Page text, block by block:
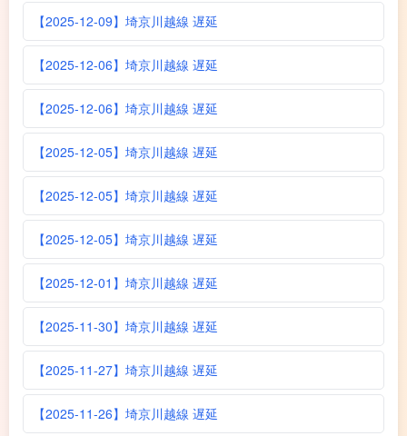
【2025-12-09】埼京川越線 遅延
【2025-12-06】埼京川越線 遅延
【2025-12-06】埼京川越線 遅延
【2025-12-05】埼京川越線 遅延
【2025-12-05】埼京川越線 遅延
【2025-12-05】埼京川越線 遅延
【2025-12-01】埼京川越線 遅延
【2025-11-30】埼京川越線 遅延
【2025-11-27】埼京川越線 遅延
【2025-11-26】埼京川越線 遅延